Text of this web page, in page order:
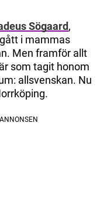
Sögaard,
i mammas
Men framför allt
som tagit honom
allsvenskan. Nu